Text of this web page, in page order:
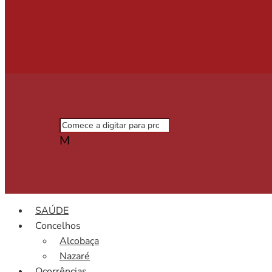
M
SAÚDE
Concelhos
Alcobaça
Nazaré